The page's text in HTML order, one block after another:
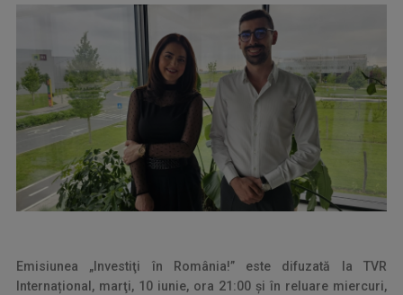
Emisiunea „Investiţi în România!” este difuzată la TVR
Internațional, marţi, 10 iunie, ora 21:00 şi în reluare miercuri,